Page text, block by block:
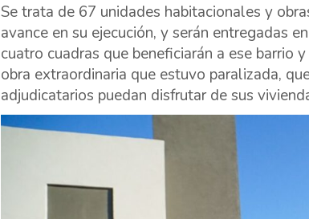
Se trata de 67 unidades habitacionales y
avance en su ejecución, y serán entregadas
cuatro cuadras que beneficiarán a ese barrio
obra extraordinaria que estuvo paralizada,
adjudicatarios puedan disfrutar de sus